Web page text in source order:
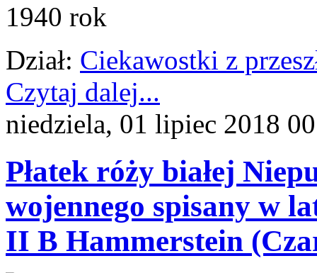
1940 rok
Dział: Ciekawostki z
Czytaj dalej...
niedziela, 01 lipiec 2018
Płatek róży białej
wojennego spisany w
II B Hammerstein